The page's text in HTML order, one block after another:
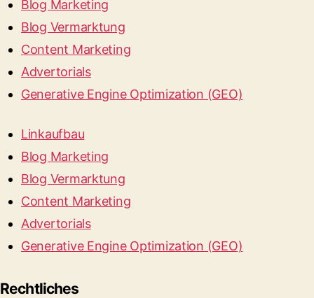
Blog Marketing
Blog Vermarktung
Content Marketing
Advertorials
Generative Engine Optimization (GEO)
Linkaufbau
Blog Marketing
Blog Vermarktung
Content Marketing
Advertorials
Generative Engine Optimization (GEO)
Rechtliches